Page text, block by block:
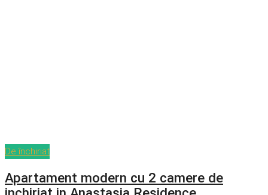
De închiriat
Apartament modern cu 2 camere de